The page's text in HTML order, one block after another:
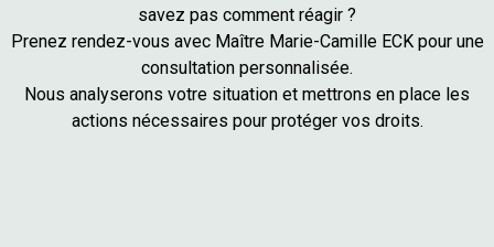
savez pas comment réagir ?
Prenez rendez-vous avec Maître Marie-Camille ECK pour une
consultation personnalisée.
Nous analyserons votre situation et mettrons en place les
actions nécessaires pour protéger vos droits.